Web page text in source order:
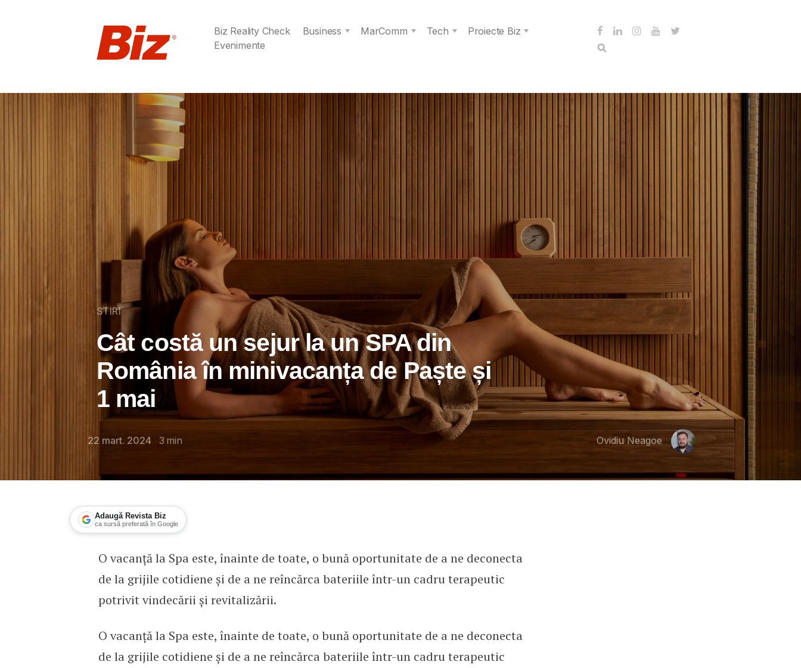
Biz Reality Check Business MarComm Tech
Proiecte Biz
Evenimente
STIRI
Cât costă un sejur la un SPA din
România în minivacanța de Paște și
1 mai
22 mart. 2024 3 min Ovidiu Neagoe
Adaugă Revista Biz
ca sursă preferată în Google
Cât costă un sejur la un SPA din România în minivacanța de Paște și 1 mai
O vacanță la Spa este, înainte de toate, o bună oportunitate de a ne deconecta
de la grijile cotidiene și de a ne reîncărca bateriile într-un cadru terapeutic
potrivit vindecării și revitalizării.
O vacanță la Spa este, înainte de toate, o bună oportunitate de a ne deconecta
de la grijile cotidiene și de a ne reîncărca bateriile într-un cadru terapeutic